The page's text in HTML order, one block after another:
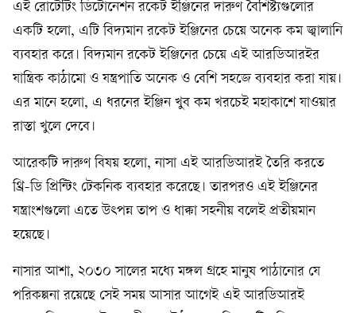
এই রোটেটিং ডিটোনেশন রকেট ইঞ্জিনের দারুণ বৈশিষ্ট্যগুলোর
একটি হলো, এটি বিদ্যমান রকেট ইঞ্জিনের চেয়ে অনেক কম জ্বালানি
ব্যবহার করে। বিদ্যমান রকেট ইঞ্জিনের চেয়ে এই আরডিআরইর
যান্ত্রিক কাঠামো ও যন্ত্রপাতি অনেক ও বেশি সহজে ব্যবহার করা যায়।
এর মানে হলো, এ ধরনের ইঞ্জিন খুব কম খরচেই মহাকাশে যাওয়ার
রাস্তা খুলে দেবে।
আরেকটি দারুণ বিষয় হলো, নাসা এই আরডিআরই তৈরি করতে
থ্রি-ডি প্রিন্টিং টেকনিক ব্যবহার করেছে। তারপরও এই ইঞ্জিনের
যন্ত্রাংশগুলো এতে উৎপন্ন তাপ ও ধাক্কা সহনীয় বলেই প্রতীয়মান
হয়েছে।
নাসার আশা, ২০৩০ সালের মধ্যে মঙ্গল গ্রহে মানুষ পাঠানোর যে
পরিকল্পনা রয়েছে সেই সময় আসার আগেই এই আরডিআরই